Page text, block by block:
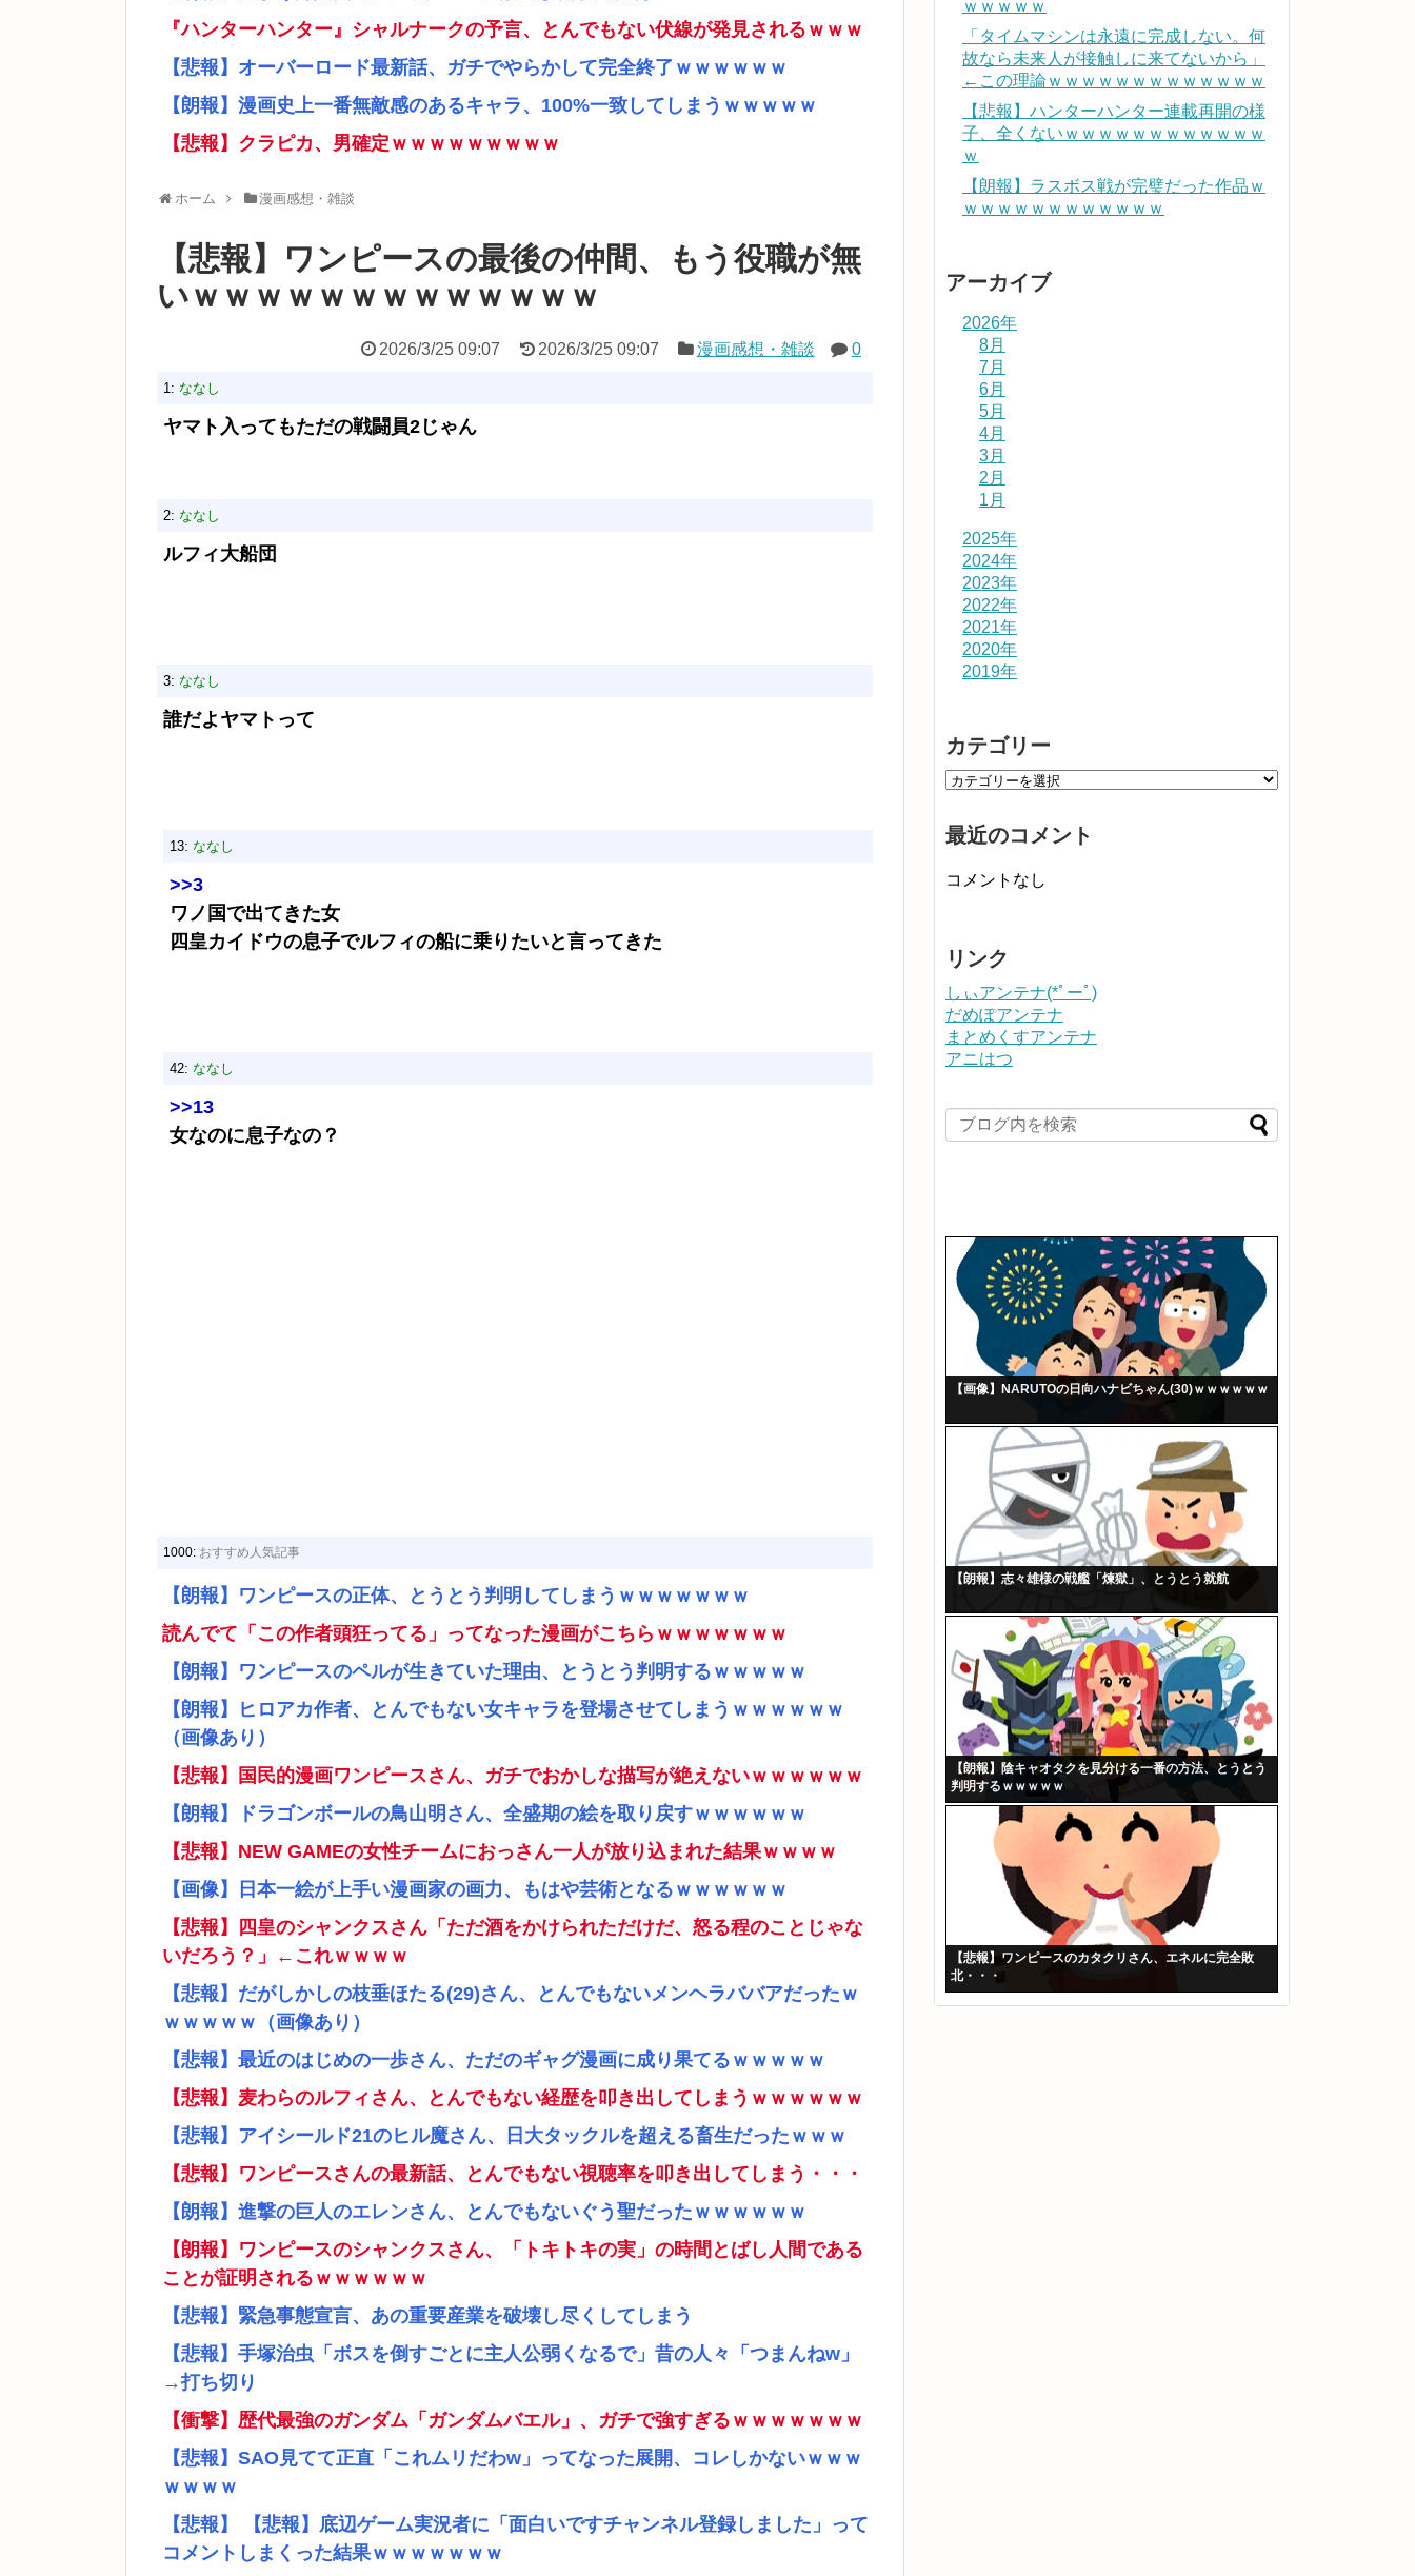
『ハンターハンター』シャルナークの予言、とんでもない伏線が発見されるｗｗｗ
【悲報】オーバーロード最新話、ガチでやらかして完全終了ｗｗｗｗｗｗ
【朗報】漫画史上一番無敵感のあるキャラ、100%一致してしまうｗｗｗｗｗ
【悲報】クラピカ、男確定ｗｗｗｗｗｗｗｗｗ
ホーム 漫画感想・雑談
【悲報】ワンピースの最後の仲間、もう役職が無
いｗｗｗｗｗｗｗｗｗｗｗｗｗ
2026/3/25 09:07 2026/3/25 09:07 漫画感想・雑談 0
1: ななし
ヤマト入ってもただの戦闘員2じゃん
2: ななし
ルフィ大船団
3: ななし
誰だよヤマトって
13: ななし
>>3
ワノ国で出てきた女
四皇カイドウの息子でルフィの船に乗りたいと言ってきた
42: ななし
>>13
女なのに息子なの？
1000: おすすめ人気記事
【朗報】ワンピースの正体、とうとう判明してしまうｗｗｗｗｗｗｗ
読んでて「この作者頭狂ってる」ってなった漫画がこちらｗｗｗｗｗｗｗ
【朗報】ワンピースのペルが生きていた理由、とうとう判明するｗｗｗｗｗ
【朗報】ヒロアカ作者、とんでもない女キャラを登場させてしまうｗｗｗｗｗｗ
（画像あり）
【悲報】国民的漫画ワンピースさん、ガチでおかしな描写が絶えないｗｗｗｗｗｗ
【朗報】ドラゴンボールの鳥山明さん、全盛期の絵を取り戻すｗｗｗｗｗｗ
【悲報】NEW GAMEの女性チームにおっさん一人が放り込まれた結果ｗｗｗｗ
【画像】日本一絵が上手い漫画家の画力、もはや芸術となるｗｗｗｗｗｗ
【悲報】四皇のシャンクスさん「ただ酒をかけられただけだ、怒る程のことじゃな
いだろう？」←これｗｗｗｗ
【悲報】だがしかしの枝垂ほたる(29)さん、とんでもないメンヘラババアだったｗ
ｗｗｗｗｗ（画像あり）
【悲報】最近のはじめの一歩さん、ただのギャグ漫画に成り果てるｗｗｗｗｗ
【悲報】麦わらのルフィさん、とんでもない経歴を叩き出してしまうｗｗｗｗｗｗ
【悲報】アイシールド21のヒル魔さん、日大タックルを超える畜生だったｗｗｗ
【悲報】ワンピースさんの最新話、とんでもない視聴率を叩き出してしまう・・・
【朗報】進撃の巨人のエレンさん、とんでもないぐう聖だったｗｗｗｗｗｗ
【朗報】ワンピースのシャンクスさん、「トキトキの実」の時間とばし人間である
ことが証明されるｗｗｗｗｗｗ
【悲報】緊急事態宣言、あの重要産業を破壊し尽くしてしまう
【悲報】手塚治虫「ボスを倒すごとに主人公弱くなるで」昔の人々「つまんねw」
→打ち切り
【衝撃】歴代最強のガンダム「ガンダムバエル」、ガチで強すぎるｗｗｗｗｗｗｗ
【悲報】SAO見てて正直「これムリだわw」ってなった展開、コレしかないｗｗｗ
ｗｗｗｗ
【悲報】 【悲報】底辺ゲーム実況者に「面白いですチャンネル登録しました」って
コメントしまくった結果ｗｗｗｗｗｗｗ
ｗｗｗｗｗ
「タイムマシンは永遠に完成しない。何
故なら未来人が接触しに来てないから」
←この理論ｗｗｗｗｗｗｗｗｗｗｗｗｗ
【悲報】ハンターハンター連載再開の様
子、全くないｗｗｗｗｗｗｗｗｗｗｗｗ
ｗ
【朗報】ラスボス戦が完璧だった作品ｗ
ｗｗｗｗｗｗｗｗｗｗｗｗ
アーカイブ
2026年
8月
7月
6月
5月
4月
3月
2月
1月
2025年
2024年
2023年
2022年
2021年
2020年
2019年
カテゴリー
最近のコメント
コメントなし
リンク
しぃアンテナ(*ﾟーﾟ)
だめぽアンテナ
まとめくすアンテナ
アニはつ
【画像】NARUTOの日向ハナビちゃん(30)ｗｗｗｗｗｗ
【朗報】志々雄様の戦艦「煉獄」、とうとう就航
【朗報】陰キャオタクを見分ける一番の方法、とうとう
判明するｗｗｗｗｗ
【悲報】ワンピースのカタクリさん、エネルに完全敗
北・・・